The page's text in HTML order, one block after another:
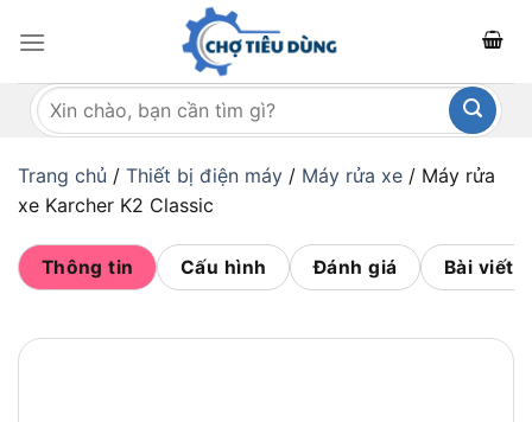
qua
dungTìm
kiếm:
Trang chủ / Thiết bị điện máy / Máy rửa xe / Máy rửa
xe Karcher K2 Classic
Thông tin Cấu hình Đánh giá Bài viết